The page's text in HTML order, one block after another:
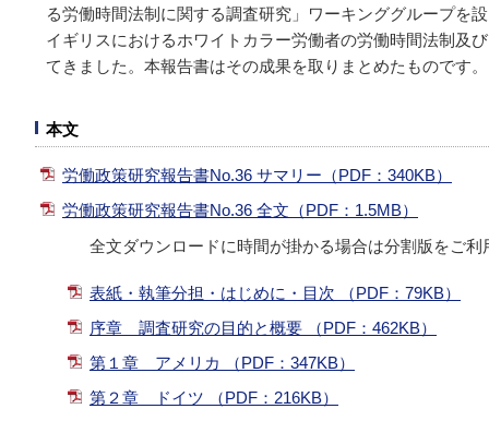
る労働時間法制に関する調査研究」ワーキンググループを
イギリスにおけるホワイトカラー労働者の労働時間法制及
てきました。本報告書はその成果を取りまとめたものです。
本文
労働政策研究報告書No.36 サマリー（PDF：340KB）
労働政策研究報告書No.36 全文（PDF：1.5MB）
全文ダウンロードに時間が掛かる場合は分割版をご利
表紙・執筆分担・はじめに・目次 （PDF：79KB）
序章 調査研究の目的と概要 （PDF：462KB）
第１章 アメリカ （PDF：347KB）
第２章 ドイツ （PDF：216KB）